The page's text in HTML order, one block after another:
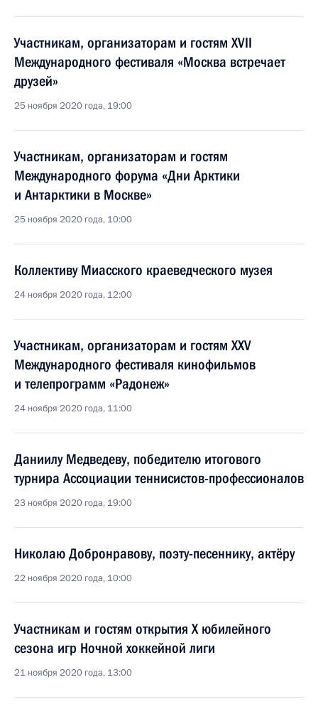
Участникам, организаторам и гостям XVII
Международного фестиваля «Москва встречает
друзей»
25 ноября 2020 года, 19:00
Участникам, организаторам и гостям
Международного форума «Дни Арктики
и Антарктики в Москве»
25 ноября 2020 года, 10:00
Коллективу Миасского краеведческого музея
24 ноября 2020 года, 12:00
Участникам, организаторам и гостям XXV
Международного фестиваля кинофильмов
и телепрограмм «Радонеж»
24 ноября 2020 года, 11:00
Даниилу Медведеву, победителю итогового
турнира Ассоциации теннисистов-профессионалов
23 ноября 2020 года, 19:00
Николаю Добронравову, поэту-песеннику, актёру
22 ноября 2020 года, 10:00
Участникам и гостям открытия X юбилейного
сезона игр Ночной хоккейной лиги
21 ноября 2020 года, 13:00